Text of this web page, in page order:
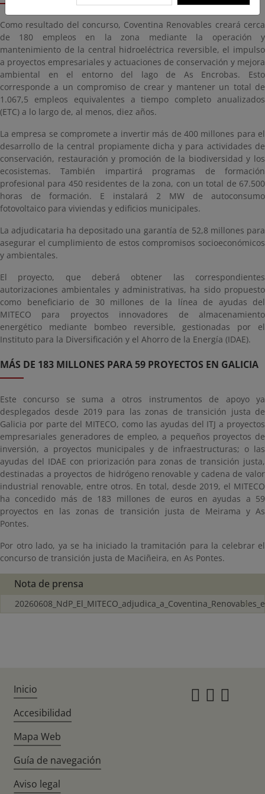
Como resultado del concurso, Coventina Renovables creará cerca
de 180 empleos en la zona mediante la operación y
mantenimiento de la central hidroeléctrica reversible, el impulso
a proyectos empresariales y actuaciones de conservación y mejora
ambiental en el entorno del lago de As Encrobas. Esto
corresponde a un compromiso de crear y mantener un total de
1.067,5 empleos equivalentes a tiempo completo anualizados
(ETC) a lo largo de, al menos, diez años.
La empresa se compromete a invertir más de 400 millones para el
desarrollo de la central propiamente dicha y para actividades de
conservación, restauración y promoción de la biodiversidad y los
ecosistemas. También impartirá programas de formación
profesional para 450 residentes de la zona, con un total de 67.500
horas de formación. E instalará 2 MW de autoconsumo
fotovoltaico para viviendas y edificios municipales.
La adjudicataria ha depositado una garantía de 52,8 millones para
asegurar el cumplimiento de estos compromisos socioeconómicos
y ambientales.
El proyecto, que deberá obtener las correspondientes
autorizaciones ambientales y administrativas, ha sido propuesto
como beneficiario de 30 millones de la línea de ayudas del
MITECO para proyectos innovadores de almacenamiento
energético mediante bombeo reversible, gestionadas por el
Instituto para la Diversificación y el Ahorro de la Energía (IDAE).
MÁS DE 183 MILLONES PARA 59 PROYECTOS EN GALICIA
Este concurso se suma a otros instrumentos de apoyo ya
desplegados desde 2019 para las zonas de transición justa de
Galicia por parte del MITECO, como las ayudas del ITJ a proyectos
empresariales generadores de empleo, a pequeños proyectos de
inversión, a proyectos municipales y de infraestructuras; o las
ayudas del IDAE con priorización para zonas de transición justa,
destinadas a proyectos de hidrógeno renovable y cadena de valor
industrial renovable, entre otros. En total, desde 2019, el MITECO
ha concedido más de 183 millones de euros en ayudas a 59
proyectos en las zonas de transición justa de Meirama y As
Pontes.
Por otro lado, ya se ha iniciado la tramitación para la celebrar el
concurso de transición justa de Maciñeira, en As Pontes.
Nota de prensa
Inicio
Accesibilidad
Mapa Web
Guía de navegación
Aviso legal